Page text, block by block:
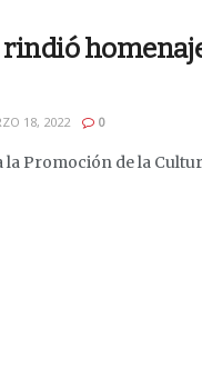
18, 2022 0
Promoción de la